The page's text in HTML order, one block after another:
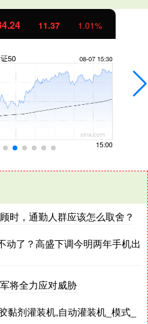
11.37 1.01%
时，通勤人群应该怎么取舍？
动了？高盛下调今明两年手机出
将全力应对威胁
黏剂灌装机,自动灌装机_模式_